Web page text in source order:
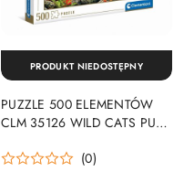
PUZZLE 500 ELEMENTÓW
CLM 35126 WILD CATS PUD
CLEMENTONI (0)
PRODUKT NIEDOSTĘPNY